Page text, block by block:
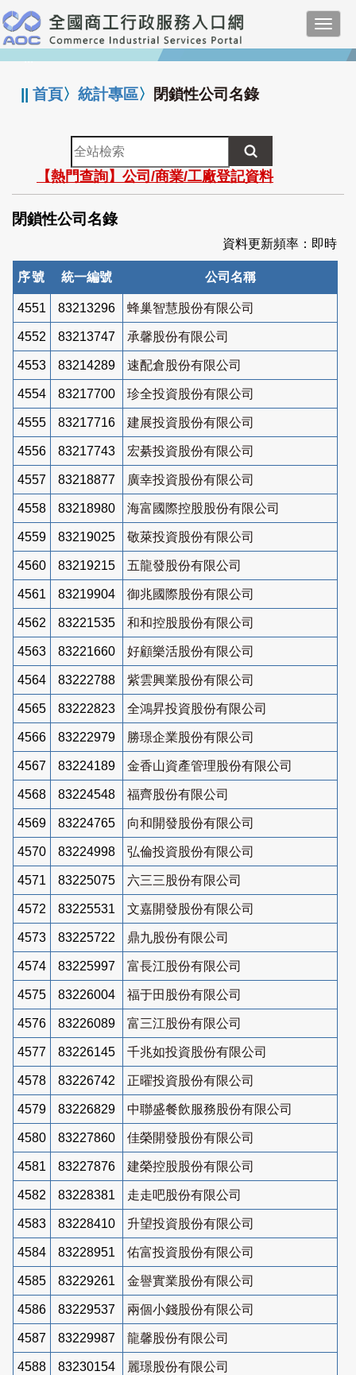
跳
到
主
要
:::
||首頁〉統計專區〉 閉鎖性公司名錄
全
站
檢
索
【熱門查詢】公司/商業/工廠登記資料
閉鎖性公司名錄
資料更新頻率：即時
序號 統一編號 公司名稱
4551 83213296 蜂巢智慧股份有限公司
4552 83213747 承馨股份有限公司
4553 83214289 速配倉股份有限公司
4554 83217700 珍全投資股份有限公司
4555 83217716 建展投資股份有限公司
4556 83217743 宏綦投資股份有限公司
4557 83218877 廣幸投資股份有限公司
4558 83218980 海富國際控股股份有限公司
4559 83219025 敬萊投資股份有限公司
4560 83219215 五龍發股份有限公司
4561 83219904 御兆國際股份有限公司
4562 83221535 和和控股股份有限公司
4563 83221660 好顧樂活股份有限公司
4564 83222788 紫雲興業股份有限公司
4565 83222823 全鴻昇投資股份有限公司
4566 83222979 勝璟企業股份有限公司
4567 83224189 金香山資產管理股份有限公司
4568 83224548 福齊股份有限公司
4569 83224765 向和開發股份有限公司
4570 83224998 弘倫投資股份有限公司
4571 83225075 六三三股份有限公司
4572 83225531 文嘉開發股份有限公司
4573 83225722 鼎九股份有限公司
4574 83225997 富長江股份有限公司
4575 83226004 福于田股份有限公司
4576 83226089 富三江股份有限公司
4577 83226145 千兆如投資股份有限公司
4578 83226742 正曜投資股份有限公司
4579 83226829 中聯盛餐飲服務股份有限公司
4580 83227860 佳榮開發股份有限公司
4581 83227876 建榮控股股份有限公司
4582 83228381 走走吧股份有限公司
4583 83228410 升望投資股份有限公司
4584 83228951 佑富投資股份有限公司
4585 83229261 金譽實業股份有限公司
4586 83229537 兩個小錢股份有限公司
4587 83229987 龍馨股份有限公司
4588 83230154 麗璟股份有限公司